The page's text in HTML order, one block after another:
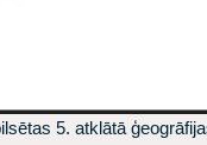
5. atklātā